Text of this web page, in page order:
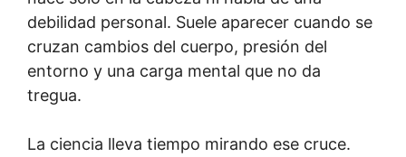
debilidad personal. Suele aparecer cuando se
cruzan cambios del cuerpo, presión del
entorno y una carga mental que no da
tregua.
La ciencia lleva tiempo mirando ese cruce.